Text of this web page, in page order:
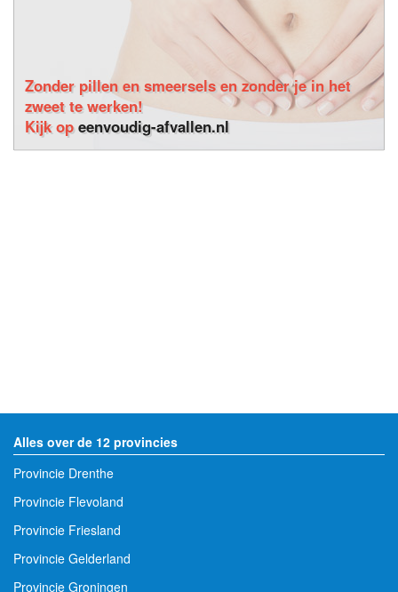
Zonder pillen en smeersels en zonder je in het
zweet te werken!
Kijk opeenvoudig-afvallen.nl
Alles over de 12 provincies
Provincie Drenthe
Provincie Flevoland
Provincie Friesland
Provincie Gelderland
Provincie Groningen